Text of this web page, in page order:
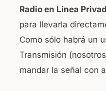
Radio en Línea
para llevarla
Como sólo habrá un
Transmisión
mandar la señal con